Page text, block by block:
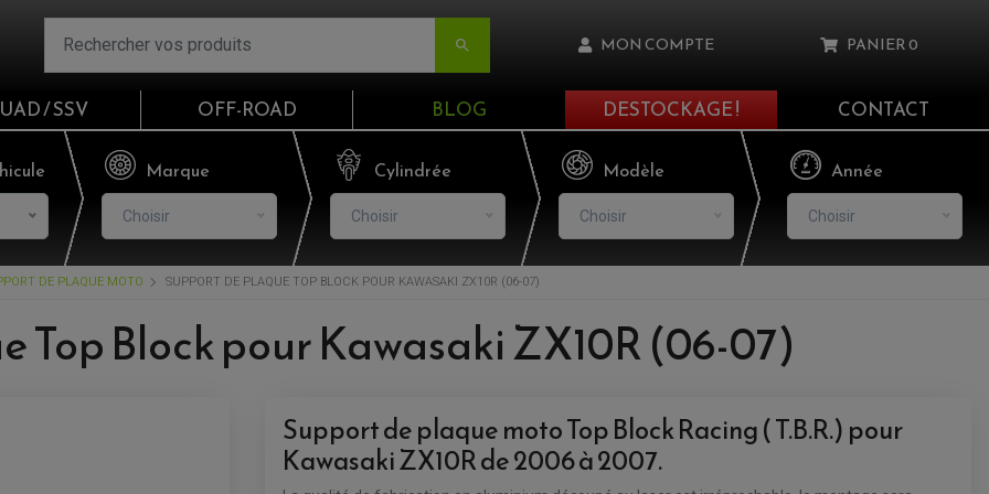
 MON COMPTE
Email
Mot de passe
CONNEXION
PANIER0
Il n'y a aucun produit dans votre panier
/ SSV OFF-ROAD BLOG DESTOCKAGE ! CONTACT
Marque
Choisir
Cylindrée
Choisir
Modèle
Choisir
Année
Choisir
DE PLAQUE MOTO SUPPORT DE PLAQUE TOP BLOCK POUR KAWASAKI ZX10R (06-07)
Top Block pour Kawasaki ZX10R (06-07)
Support de plaque moto Top Block Racing ( T.B.R.) pour
Kawasaki ZX10R de 2006 à 2007.